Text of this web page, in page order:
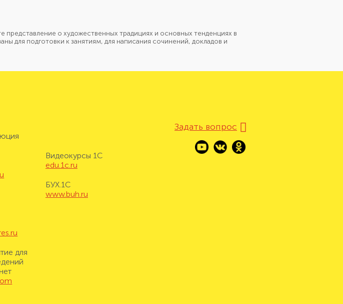
о художественных традициях и основных тенденциях в
для подготовки к занятиям, для написания сочинений, докладов и
для
Видеокурсы 1С
edu.1c.ru
БУХ.1С
www.buh.ru
Задать вопрос